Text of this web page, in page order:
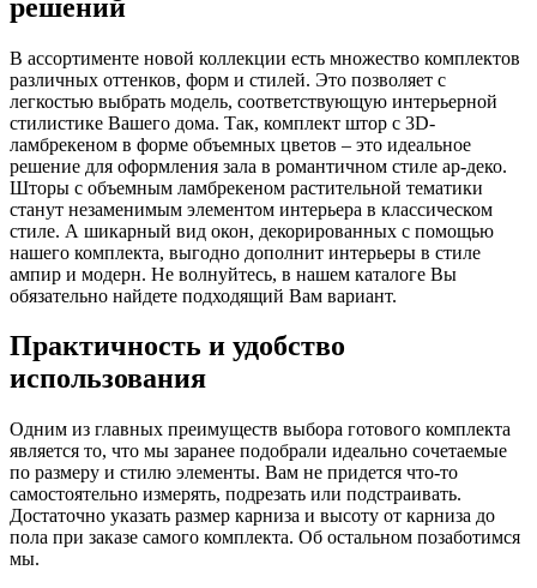
решений
В ассортименте новой коллекции есть множество комплектов
различных оттенков, форм и стилей. Это позволяет с
легкостью выбрать модель, соответствующую интерьерной
стилистике Вашего дома. Так, комплект штор с 3D-
ламбрекеном в форме объемных цветов – это идеальное
решение для оформления зала в романтичном стиле ар-деко.
Шторы с объемным ламбрекеном растительной тематики
станут незаменимым элементом интерьера в классическом
стиле. А шикарный вид окон, декорированных с помощью
нашего комплекта, выгодно дополнит интерьеры в стиле
ампир и модерн. Не волнуйтесь, в нашем каталоге Вы
обязательно найдете подходящий Вам вариант.
Практичность и удобство
использования
Одним из главных преимуществ выбора готового комплекта
является то, что мы заранее подобрали идеально сочетаемые
по размеру и стилю элементы. Вам не придется что-то
самостоятельно измерять, подрезать или подстраивать.
Достаточно указать размер карниза и высоту от карниза до
пола при заказе самого комплекта. Об остальном позаботимся
мы.